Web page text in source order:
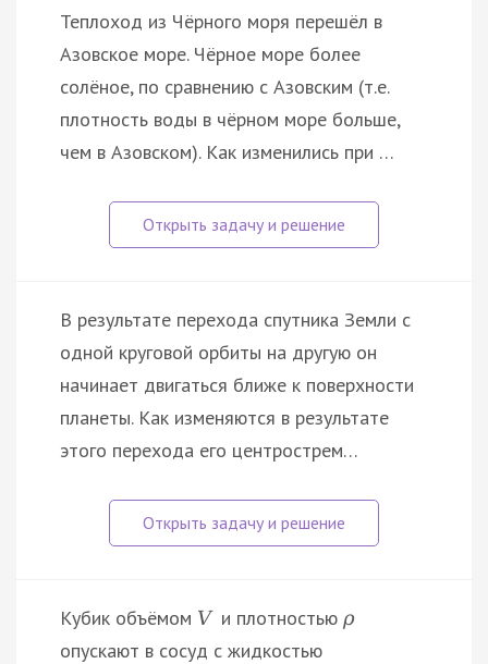
Теплоход из Чёрного моря перешёл в
Азовское море. Чёрное море более
солёное, по сравнению с Азовским (т.е.
плотность воды в чёрном море больше,
чем в Азовском). Как изменились при …
В результате перехода спутника Земли с
одной круговой орбиты на другую он
начинает двигаться ближе к поверхности
планеты. Как изменяются в результате
этого перехода его центрострем…
Кубик объёмом V и плотностьюρ
опускают в сосуд с жидкостью